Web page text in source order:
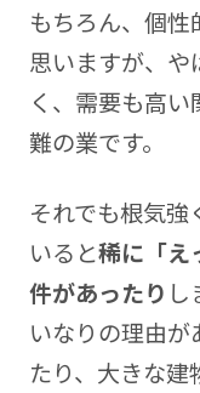
もちろん、個
思いますが、
く、需要も高
難の業です。
それでも根気強
いると稀に「え
件があったり
いなりの理由が
たり、大きな